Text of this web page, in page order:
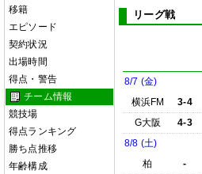
移籍
エピソード
契約状況
出場時間
得点・警告
チーム情報
競技場
得点ランキング
勝ち点推移
年齢構成
リーグ戦
8/7 (金)
横浜FM
3-4
G大阪
4-3
8/8 (土)
柏
-